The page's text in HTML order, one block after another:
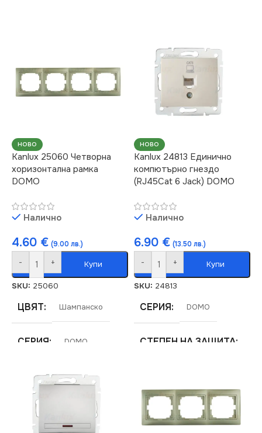
НОВО
Kanlux 25060 Четворна
хоризонтална рамка
DOMO
Налично
4.60 € (9.00 лв.)
- + Купи
SKU: 25060
ЦВЯТ Шампанско
СЕРИЯ DOMO
МАРКА KANLUX
РАМКА Четворна
НОВО
Kanlux 24813 Единично
компютърно гнездо
(RJ45Cat 6 Jack) DOMO
Налично
6.90 € (13.50 лв.)
- + Купи
SKU: 24813
СЕРИЯ DOMO
СТЕПЕН НА ЗАЩИТА
ЦВЯТ Кремав